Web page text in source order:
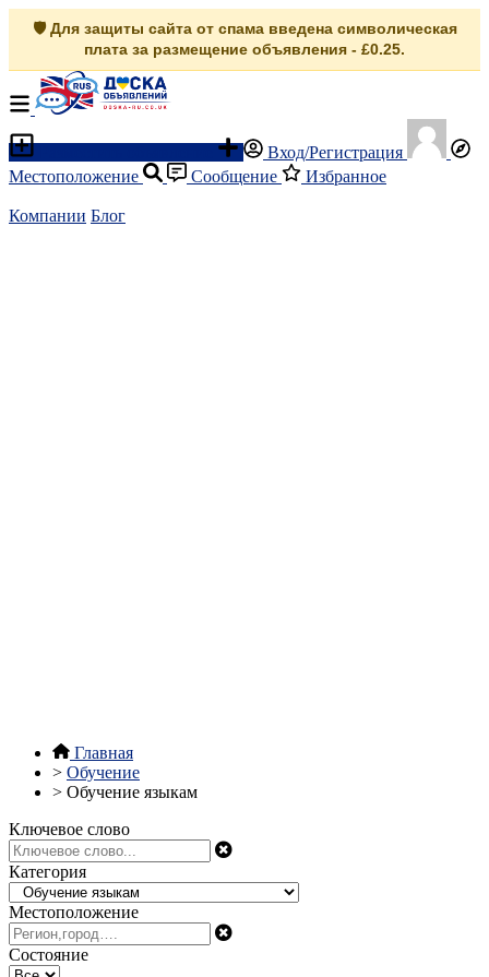
🛡️ Для защиты сайта от спама введена символическая
плата за размещение объявления - £0.25.
Вход/Регистрация
Местоположение
Сообщение Избранное
Компании Блог
Главная
> Обучение
> Обучение языкам
Ключевое слово
Категория
Местоположение
Состояние